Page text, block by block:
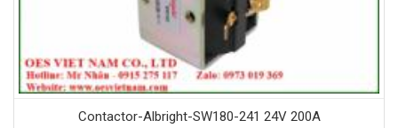
Contactor-Albright-SW180-241 24V 200A